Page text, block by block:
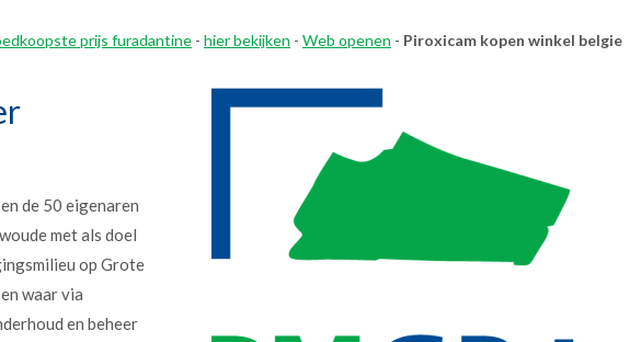
prijs furadantine - hier bekijken - Web openen - Piroxicam kopen winkel belgie
de 50 eigenaren
met als doel
op Grote
waar via
en beheer